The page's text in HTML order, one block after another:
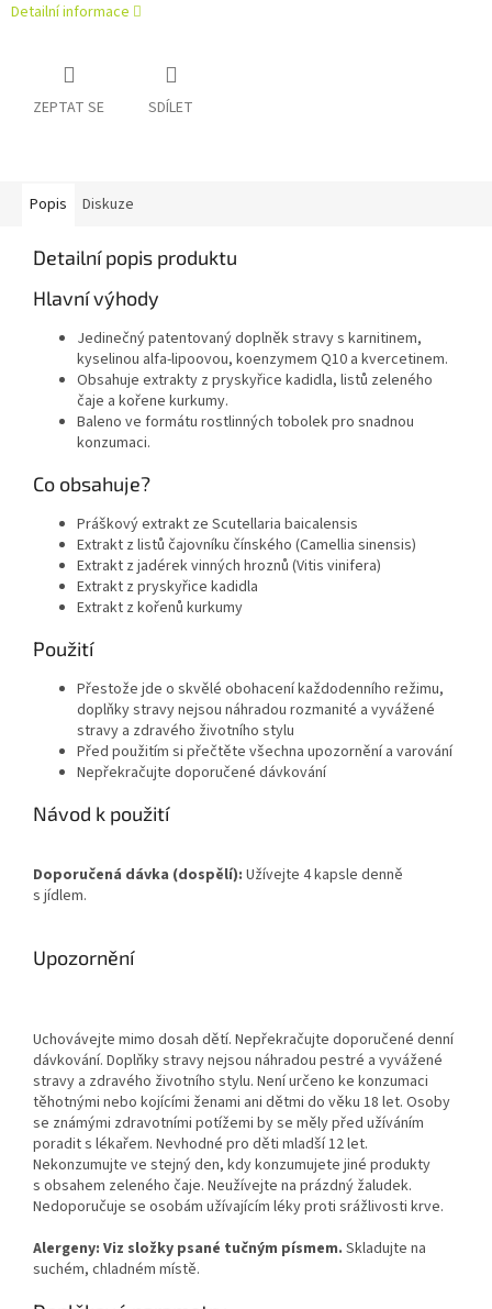
Detailní informace
ZEPTAT SE SDÍLET
Popis Diskuze
Detailní popis produktu
Hlavní výhody
Jedinečný patentovaný doplněk stravy s karnitinem,
kyselinou alfa-lipoovou, koenzymem Q10 a kvercetinem.
Obsahuje extrakty z pryskyřice kadidla, listů zeleného
čaje a kořene kurkumy.
Baleno ve formátu rostlinných tobolek pro snadnou
konzumaci.
Co obsahuje?
Práškový extrakt ze Scutellaria baicalensis
Extrakt z listů čajovníku čínského (Camellia sinensis)
Extrakt z jadérek vinných hroznů (Vitis vinifera)
Extrakt z pryskyřice kadidla
Extrakt z kořenů kurkumy
Použití
Přestože jde o skvělé obohacení každodenního režimu,
doplňky stravy nejsou náhradou rozmanité a vyvážené
stravy a zdravého životního stylu
Před použitím si přečtěte všechna upozornění a varování
Nepřekračujte doporučené dávkování
Návod k použití
Doporučená dávka (dospělí): Užívejte 4 kapsle denně
s jídlem.
Upozornění
Uchovávejte mimo dosah dětí. Nepřekračujte doporučené denní
dávkování. Doplňky stravy nejsou náhradou pestré a vyvážené
stravy a zdravého životního stylu. Není určeno ke konzumaci
těhotnými nebo kojícími ženami ani dětmi do věku 18 let. Osoby
se známými zdravotními potížemi by se měly před užíváním
poradit s lékařem. Nevhodné pro děti mladší 12 let.
Nekonzumujte ve stejný den, kdy konzumujete jiné produkty
s obsahem zeleného čaje. Neužívejte na prázdný žaludek.
Nedoporučuje se osobám užívajícím léky proti srážlivosti krve.
Alergeny: Viz složky psané tučným písmem. Skladujte na
suchém, chladném místě.